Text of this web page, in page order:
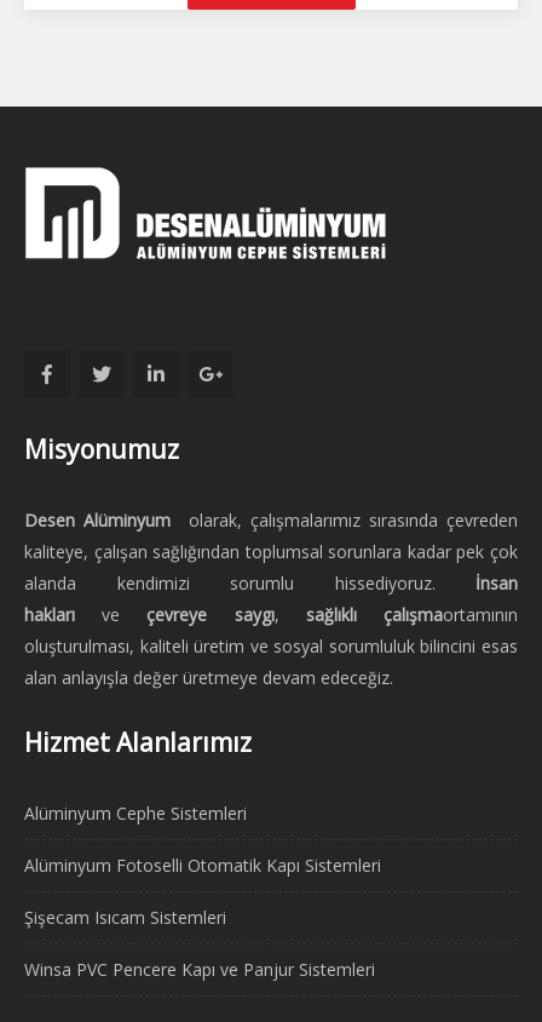
Misyonumuz
Desen Alüminyum olarak, çalışmalarımız sırasında çevreden
kaliteye, çalışan sağlığından toplumsal sorunlara kadar pek çok
alanda kendimizi sorumlu hissediyoruz. İnsan
hakları ve çevreye saygı, sağlıklı çalışmaortamının
oluşturulması, kaliteli üretim ve sosyal sorumluluk bilincini esas
alan anlayışla değer üretmeye devam edeceğiz.
Hizmet Alanlarımız
Alüminyum Cephe Sistemleri
Alüminyum Fotoselli Otomatik Kapı Sistemleri
Şişecam Isıcam Sistemleri
Winsa PVC Pencere Kapı ve Panjur Sistemleri